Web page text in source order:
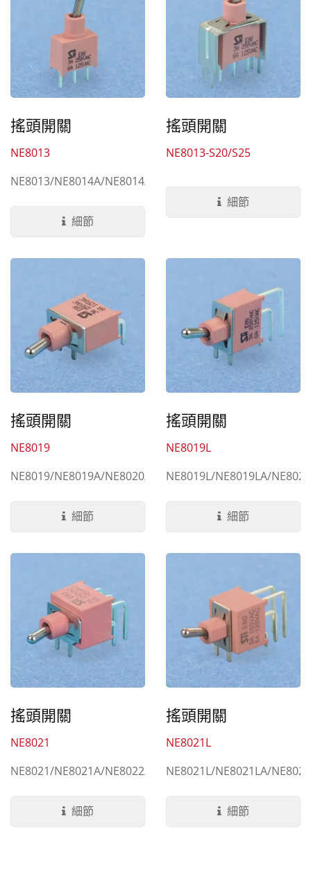
搖頭開關
NE8013
NE8013/NE8014A/NE8014/NE8013A/NE8014B
細節
搖頭開關
NE8013-S20/S25
細節
搖頭開關
NE8019
NE8019/NE8019A/NE8020/NE8020A/NE8020B
細節
搖頭開關
NE8019L
NE8019L/NE8019LA/
細節
搖頭開關
NE8021
NE8021/NE8021A/NE8022/NE8022A/NE8022B/NE822
細節
搖頭開關
NE8021L
NE8021L/NE8021LA/
細節